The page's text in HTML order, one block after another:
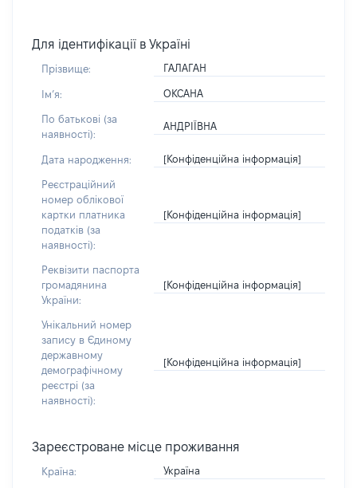
Для ідентифікації в Україні
Прізвище: ГАЛАГАН
Імʼя: ОКСАНА
По батькові (за
наявності):
АНДРІЇВНА
Дата народження: [Конфіденційна інформація]
Реєстраційний
номер облікової
картки платника
податків (за
наявності):
[Конфіденційна інформація]
Реквізити паспорта
громадянина
України:
[Конфіденційна інформація]
Унікальний номер
запису в Єдиному
державному
демографічному
реєстрі (за
наявності):
[Конфіденційна інформація]
Зареєстроване місце проживання
Країна: Україна